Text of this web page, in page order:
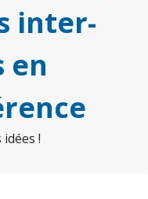
inter-
en
!